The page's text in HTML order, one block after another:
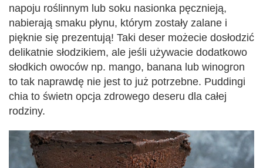
napoju roślinnym lub soku nasionka pęcznieją,
nabierają smaku płynu, którym zostały zalane i
pięknie się prezentują! Taki deser możecie dosłodzić
delikatnie słodzikiem, ale jeśli używacie dodatkowo
słodkich owoców np. mango, banana lub winogron
to tak naprawdę nie jest to już potrzebne. Puddingi
chia to świetn opcja zdrowego deseru dla całej
rodziny.